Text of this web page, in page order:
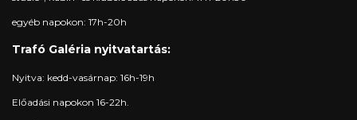
egyéb napokon: 17h-20h
Trafó Galéria nyitvatartás:
Nyitva: kedd-vasárnap: 16h-19h
Előadási napokon 16-22h.